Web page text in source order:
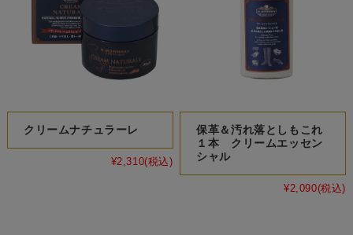
クリームナチュラーレ
¥2,310(税込)
保革＆汚れ落としもこれ
１本 クリームエッセン
シャル
¥2,090(税込)